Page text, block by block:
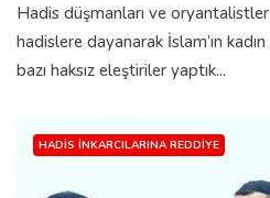
Hadis düşmanları ve oryantalistler
hadislere dayanarak İslam’ın
bazı haksız eleştiriler yaptık...
HADIS İNKARCILARINA REDDIYE